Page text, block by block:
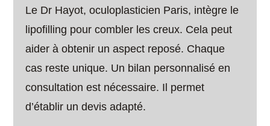
Le Dr Hayot, oculoplasticien Paris, intègre le
lipofilling pour combler les creux. Cela peut
aider à obtenir un aspect reposé. Chaque
cas reste unique. Un bilan personnalisé en
consultation est nécessaire. Il permet
d’établir un devis adapté.